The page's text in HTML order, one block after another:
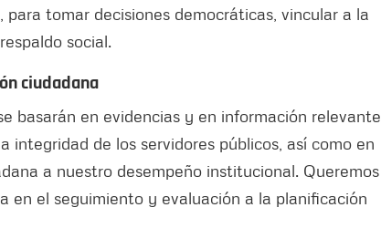
tomar decisiones democráticas, vincular a la
social.
ciudadana
basarán en evidencias y en información relevante
integridad de los servidores públicos, así como en
a nuestro desempeño institucional. Queremos
en el seguimiento y evaluación a la planificación